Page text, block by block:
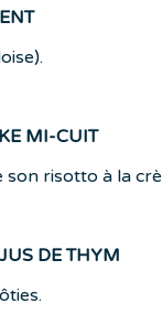
MI-CUIT
risotto à la
DE THYM